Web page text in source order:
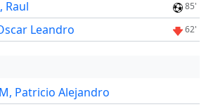
Raul 85'
Leandro 62'
Patricio Alejandro